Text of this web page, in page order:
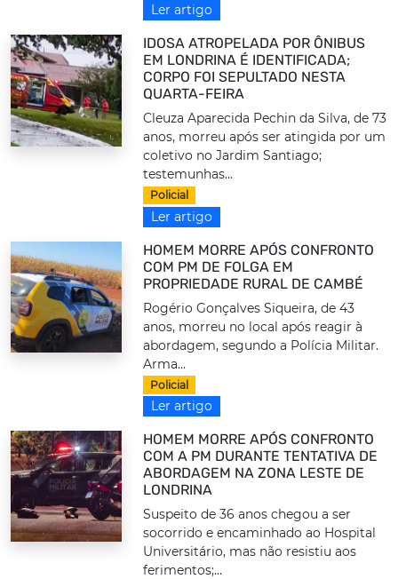
Ler artigo
IDOSA ATROPELADA POR ÔNIBUS
EM LONDRINA É IDENTIFICADA;
CORPO FOI SEPULTADO NESTA
QUARTA-FEIRA
Cleuza Aparecida Pechin da Silva, de 73
anos, morreu após ser atingida por um
coletivo no Jardim Santiago;
testemunhas...
Policial
Ler artigo
HOMEM MORRE APÓS CONFRONTO
COM PM DE FOLGA EM
PROPRIEDADE RURAL DE CAMBÉ
Rogério Gonçalves Siqueira, de 43
anos, morreu no local após reagir à
abordagem, segundo a Polícia Militar.
Arma...
Policial
Ler artigo
HOMEM MORRE APÓS CONFRONTO
COM A PM DURANTE TENTATIVA DE
ABORDAGEM NA ZONA LESTE DE
LONDRINA
Suspeito de 36 anos chegou a ser
socorrido e encaminhado ao Hospital
Universitário, mas não resistiu aos
ferimentos;...